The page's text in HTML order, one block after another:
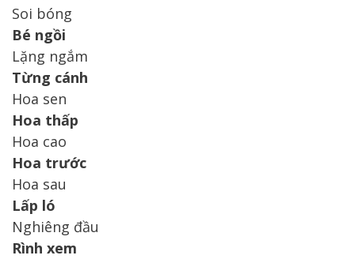
Soi bóng
Bé ngồi
Lặng ngắm
Từng cánh
Hoa sen
Hoa thấp
Hoa cao
Hoa trước
Hoa sau
Lấp ló
Nghiêng đầu
Rình xem